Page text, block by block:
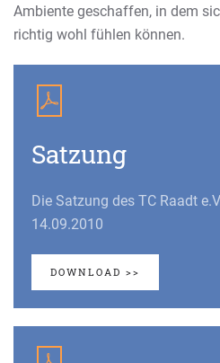
Ambiente geschaffen, in dem
richtig wohl fühlen können.
Satzung
Die Satzung des TC Raadt
14.09.2010
DOWNLOAD >>